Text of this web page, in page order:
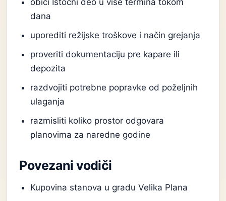
obići Istočni deo u više termina tokom
dana
uporediti režijske troškove i način grejanja
proveriti dokumentaciju pre kapare ili
depozita
razdvojiti potrebne popravke od poželjnih
ulaganja
razmisliti koliko prostor odgovara
planovima za naredne godine
Povezani vodiči
Kupovina stanova u gradu Velika Plana